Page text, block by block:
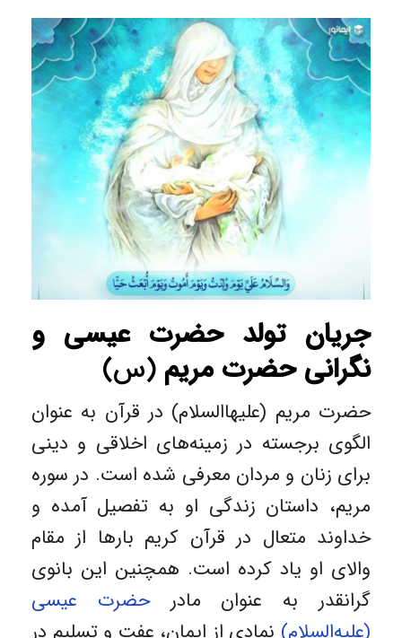
جریان تولد حضرت عیسی و
نگرانی حضرت مریم (س)
حضرت مریم (علیهاالسلام) در قرآن به عنوان
الگوی برجسته در زمینه‌های اخلاقی و دینی
برای زنان و مردان معرفی شده است. در سوره
مریم، داستان زندگی او به تفصیل آمده و
خداوند متعال در قرآن کریم بارها از مقام
والای او یاد کرده است. همچنین این بانوی
گرانقدر به عنوان مادرحضرت عیسی
(علیه‌السلام) نمادی از ایمان، عفت و تسلیم در